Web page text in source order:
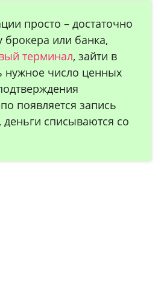
просто – достаточно
брокера или банка,
терминал, зайти в
нужное число ценных
появляется запись
списываются со